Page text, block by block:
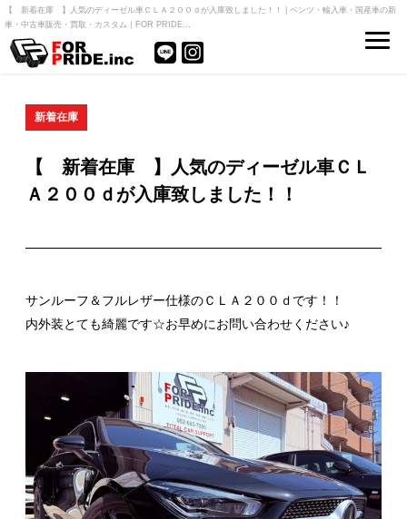
【 新着在庫 】人気のディーゼル車ＣＬＡ２００ｄが入庫致しました！！ | ベンツ・輸入車・国産車の新
車・中古車販売・買取・カスタム｜FOR PRIDE…
新着在庫
【 新着在庫 】人気のディーゼル車ＣＬ
Ａ２００ｄが入庫致しました！！
サンルーフ＆フルレザー仕様のＣＬＡ２００ｄです！！
内外装とても綺麗です☆お早めにお問い合わせください♪